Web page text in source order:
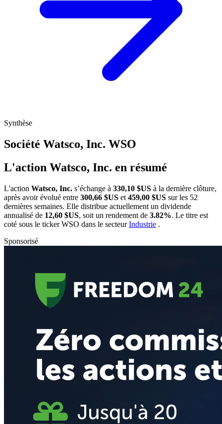
Synthèse
Société Watsco, Inc. WSO
L'action Watsco, Inc. en résumé
L'action Watsco, Inc. s’échange à 330,10 $US à la dernière clôture,
après avoir évolué entre 300,66 $US et 459,00 $US sur les 52
dernières semaines. Elle distribue actuellement un dividende
annualisé de 12,60 $US, soit un rendement de 3.82%. Le titre est
coté sous le tickerWSO dans le secteurIndustrie .
Sponsorisé